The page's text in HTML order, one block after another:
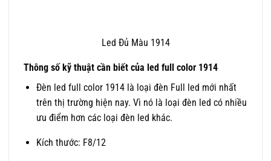
Led Đủ Màu 1914
Thông số kỹ thuật cần biết của led full color 1914
Đèn led full color 1914 là loại đèn Full led mới nhất
trên thị trường hiện nay. Vì nó là loại đèn led có nhiều
ưu điểm hơn các loại đèn led khác.
Kích thước: F8/12